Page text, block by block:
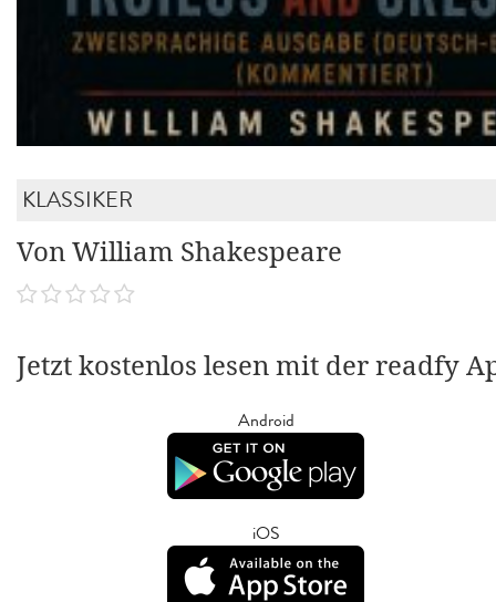
KLASSIKER
Von William Shakespeare
Jetzt kostenlos lesen mit der readfy
Android
iOS